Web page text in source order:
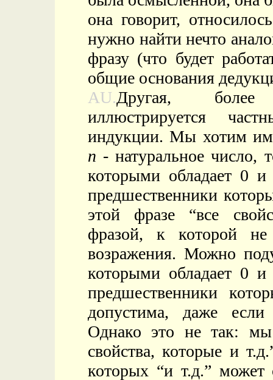
она говорит,
нужно найти нечто
фразу (что будет
общие основания
AU.Другая, более
иллюстрируется
индукции. Мы хотим
n - натуральное число,
которыми обладает 0
предшественники
этой фразе “все
фразой, к которой
возражения. Можно
которыми обладает 0
предшественники
допустима, даже если
Однако это не так:
свойства, которые и
которых “и т.д.” может